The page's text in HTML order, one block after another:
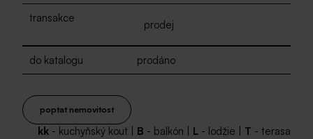
transakce
prodej
do katalogu prodáno
poptat nemovitost
kk - kuchyňský kout | B - balkón | L - lodžie | T - terasa